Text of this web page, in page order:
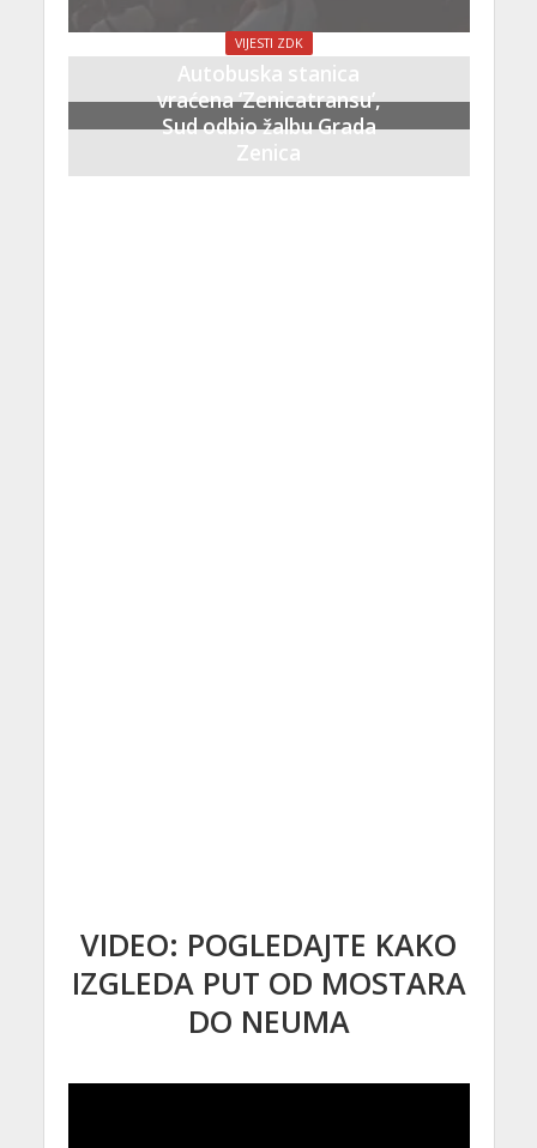
VIJESTI ZDK
Autobuska stanica
vraćena ‘Zenicatransu’,
Sud odbio žalbu Grada
Zenica
VIDEO: POGLEDAJTE KAKO
IZGLEDA PUT OD MOSTARA
DO NEUMA